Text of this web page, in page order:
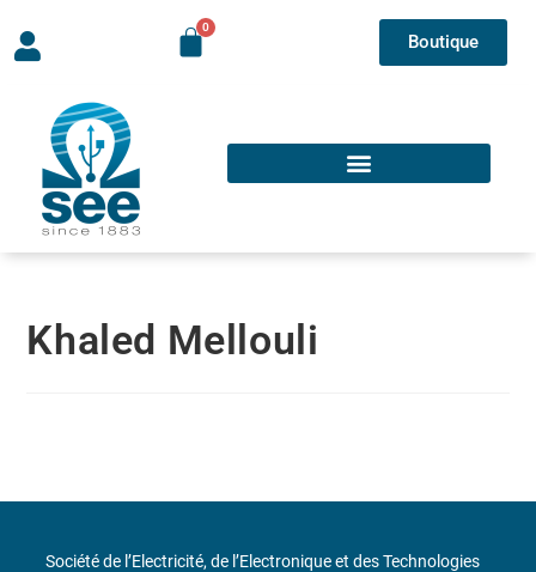
Boutique
Khaled Mellouli
Société de l’Electricité, de l’Electronique et des Technologies